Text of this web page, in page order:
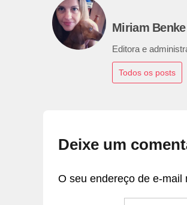
Miriam Benke
Editora e
Todos os posts
Deixe um
O seu endereço de e-mail